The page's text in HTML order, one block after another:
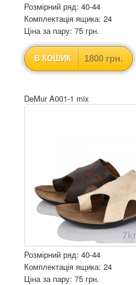
Розмірний ряд: 40-44
Комплектація ящика: 24
Ціна за пару: 75 грн.
В КОШИК 1800 грн.
DeMur A001-1 mix
Розмірний ряд: 40-44
Комплектація ящика: 24
Ціна за пару: 75 грн.